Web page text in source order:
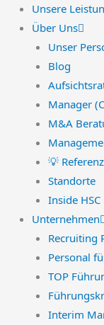
Unsere
Über Uns
Unser
Blog
Manager
M&A
💡
Standorte
Inside HSC
Unternehmen
Recruiting
Personal
TOP
Interim